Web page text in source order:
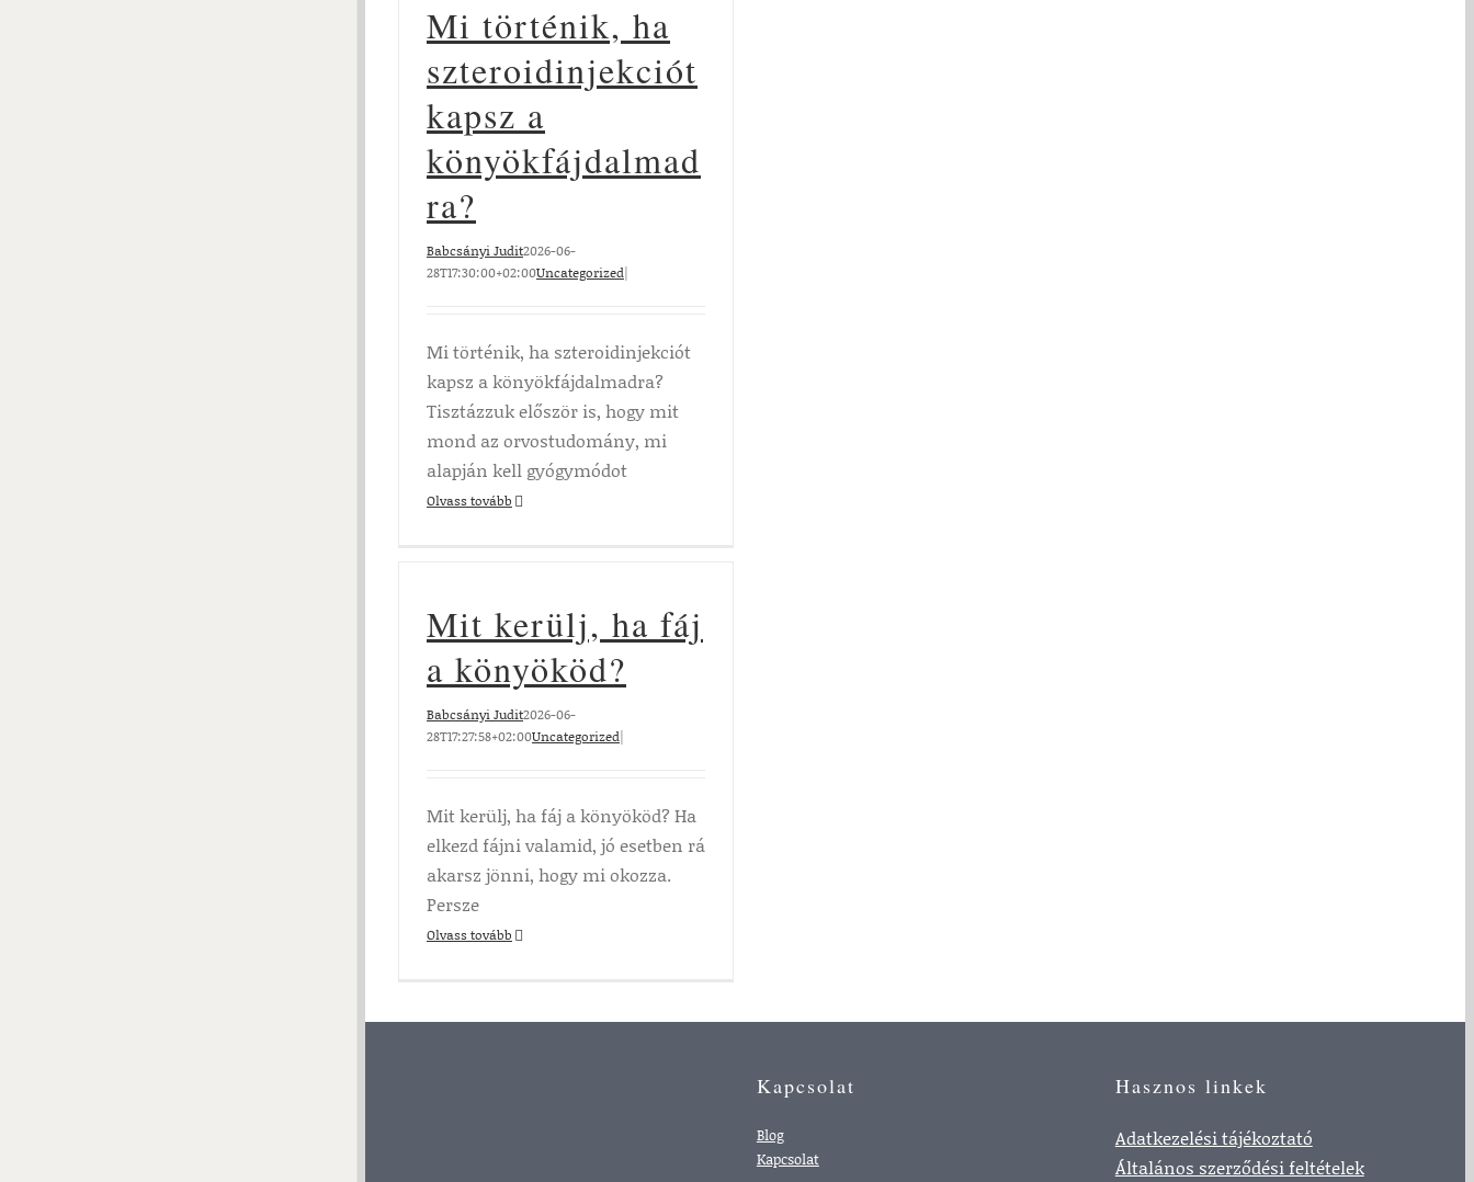
Mi történik, ha
szteroidinjekciót
kapsz a
könyökfájdalmad
ra?
Babcsányi Judit2026-06-
28T17:30:00+02:00Uncategorized|
Mi történik, ha szteroidinjekciót
kapsz a könyökfájdalmadra?
Tisztázzuk először is, hogy mit
mond az orvostudomány, mi
alapján kell gyógymódot
Olvass tovább
Mit kerülj, ha fáj
a könyököd?
Babcsányi Judit2026-06-
28T17:27:58+02:00Uncategorized|
Mit kerülj, ha fáj a könyököd? Ha
elkezd fájni valamid, jó esetben rá
akarsz jönni, hogy mi okozza.
Persze
Olvass tovább
Kapcsolat
Blog
Kapcsolat
Hasznos linkek
Adatkezelési tájékoztató
Általános szerződési feltételek